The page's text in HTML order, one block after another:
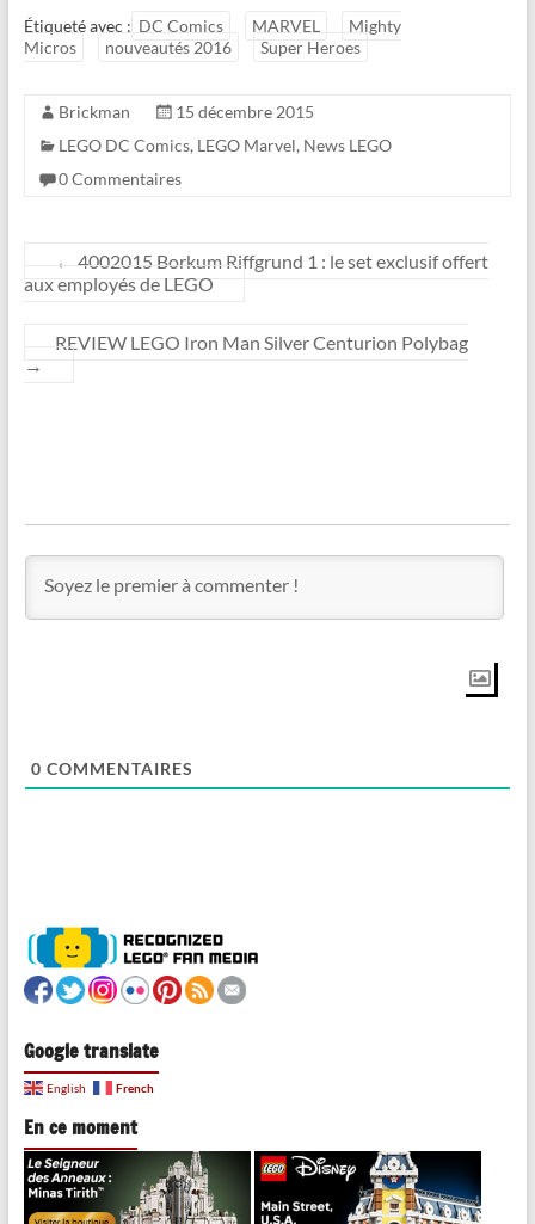
Étiqueté avec : DC Comics MARVEL
Mighty
Micros
nouveautés 2016 Super Heroes
Brickman
15 décembre 2015
LEGO DC Comics, LEGO Marvel, News LEGO
0 Commentaires
←
4002015 Borkum Riffgrund 1 : le set exclusif offert
aux employés de LEGO
REVIEW LEGO Iron Man Silver Centurion Polybag
→
0 COMMENTAIRES
Google translate
English French
En ce moment